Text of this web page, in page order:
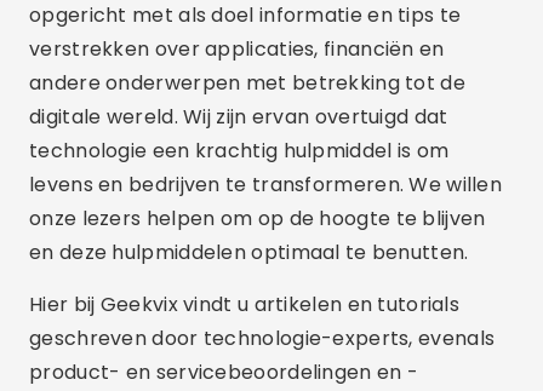
opgericht met als doel informatie en tips te
verstrekken over applicaties, financiën en
andere onderwerpen met betrekking tot de
digitale wereld. Wij zijn ervan overtuigd dat
technologie een krachtig hulpmiddel is om
levens en bedrijven te transformeren. We willen
onze lezers helpen om op de hoogte te blijven
en deze hulpmiddelen optimaal te benutten.
Hier bij Geekvix vindt u artikelen en tutorials
geschreven door technologie-experts, evenals
product- en servicebeoordelingen en -